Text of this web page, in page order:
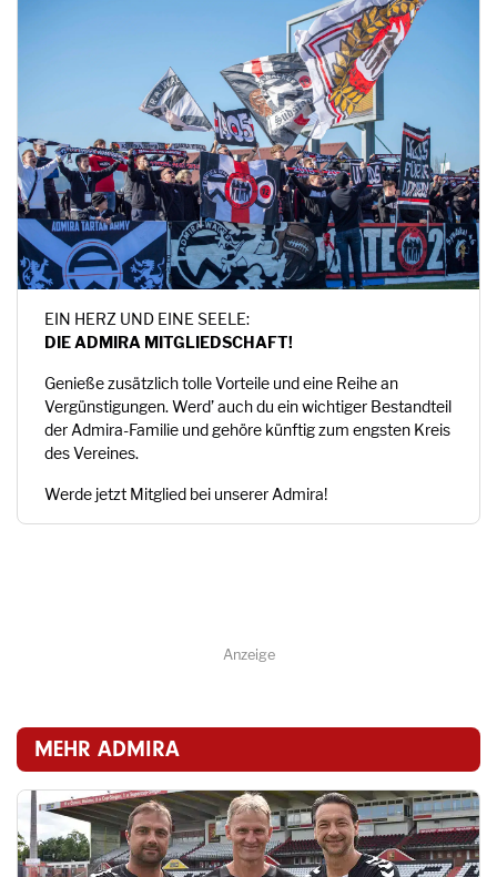
MEHR ADMIRA
EIN HERZ UND EINE SEELE:
DIE ADMIRA MITGLIEDSCHAFT!
Genieße zusätzlich tolle Vorteile und eine Reihe an
Vergünstigungen. Werd’ auch du ein wichtiger Bestandteil
der Admira-Familie und gehöre künftig zum engsten Kreis
des Vereines.
Werde jetzt Mitglied bei unserer Admira!
Anzeige